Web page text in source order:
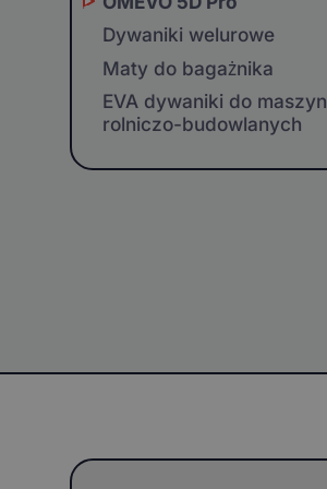
Dywaniki welurowe
Maty do bagażnika
EVA dywaniki do maszyn
rolniczo-budowlanych